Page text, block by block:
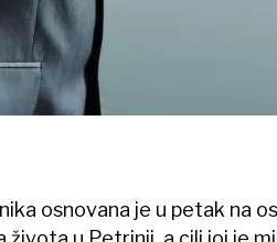
osnovana je u petak na